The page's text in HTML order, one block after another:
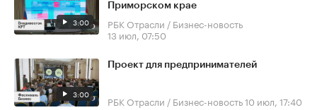
3:00
Приморском крае
РБК Отрасли / Бизнес-новость
13 июл, 07:50
3:00
Проект для предпринимателей
РБК Отрасли / Бизнес-новость10 июл, 17:40